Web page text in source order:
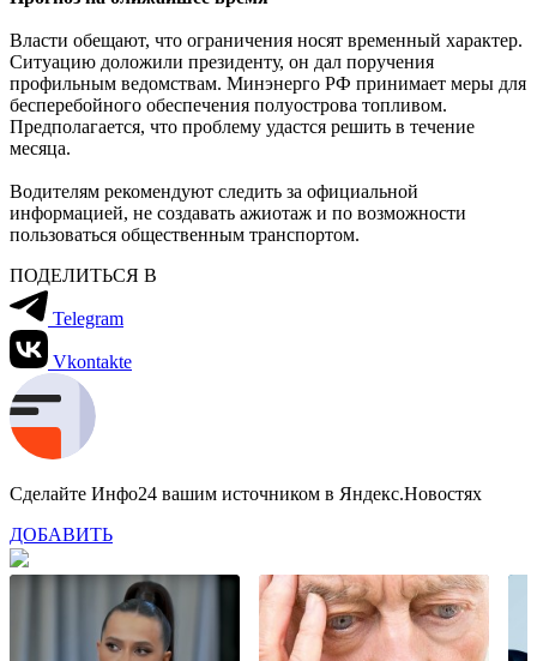
Власти обещают, что ограничения носят временный характер.
Ситуацию доложили президенту, он дал поручения
профильным ведомствам. Минэнерго РФ принимает меры для
бесперебойного обеспечения полуострова топливом.
Предполагается, что проблему удастся решить в течение
месяца.
Водителям рекомендуют следить за официальной
информацией, не создавать ажиотаж и по возможности
пользоваться общественным транспортом.
ПОДЕЛИТЬСЯ В
Telegram
Vkontakte
Сделайте Инфо24 вашим источником в Яндекс.Новостях
ДОБАВИТЬ